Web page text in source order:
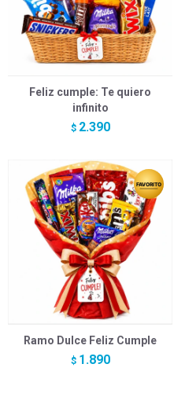
Feliz cumple: Te quiero
infinito
$ 2.390
Ramo Dulce Feliz Cumple
$ 1.890